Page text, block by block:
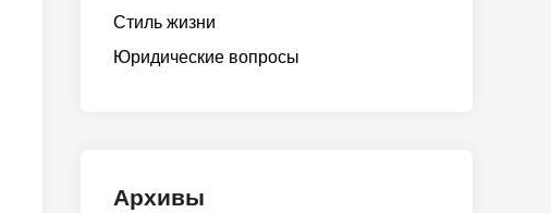
Стиль жизни
Юридические вопросы
Архивы